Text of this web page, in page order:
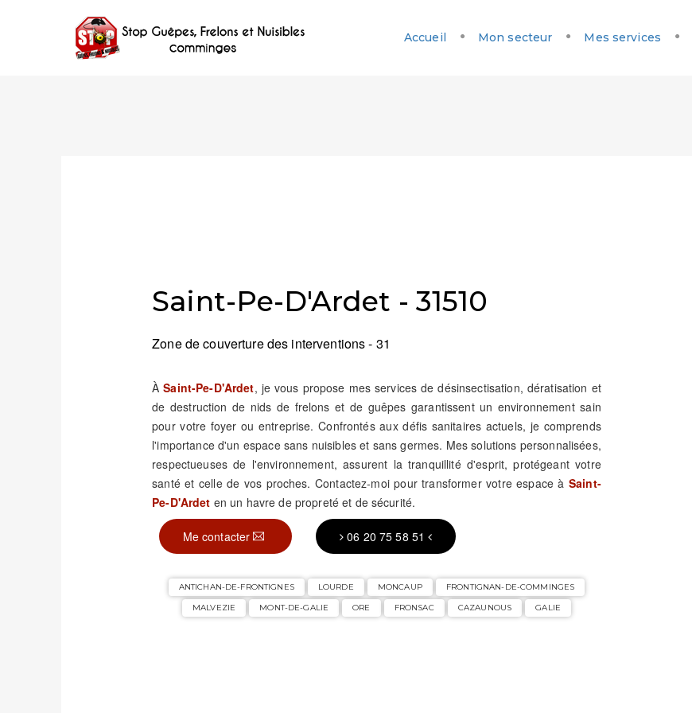
Accueil Mon secteur Mes services
Saint-Pe-D'Ardet - 31510
Zone de couverture des interventions - 31
ÀSaint-Pe-D'Ardet, je vous propose mes services de désinsectisation, dératisation et
de destruction de nids de frelons et de guêpes garantissent un environnement sain
pour votre foyer ou entreprise. Confrontés aux défis sanitaires actuels, je comprends
l'importance d'un espace sans nuisibles et sans germes. Mes solutions personnalisées,
respectueuses de l'environnement, assurent la tranquillité d'esprit, protégeant votre
santé et celle de vos proches. Contactez-moi pour transformer votre espace à Saint-
Pe-D'Ardet en un havre de propreté et de sécurité.
Me contacter 06 20 75 58 51
ANTICHAN-DE-FRONTIGNES LOURDE MONCAUP
FRONTIGNAN-DE-COMMINGES
MALVEZIE
MONT-DE-GALIE ORE FRONSAC CAZAUNOUS GALIE